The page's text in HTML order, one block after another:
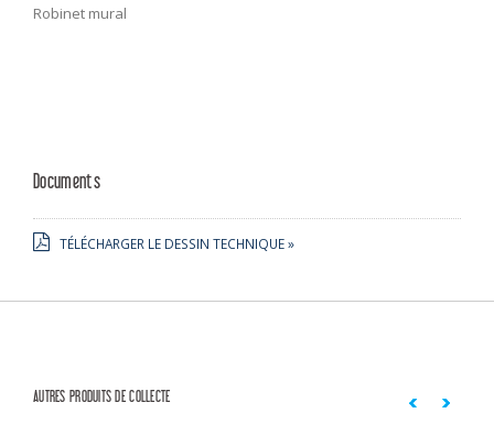
Robinet mural
Documents
TÉLÉCHARGER LE DESSIN TECHNIQUE »
AUTRES PRODUITS DE COLLECTE